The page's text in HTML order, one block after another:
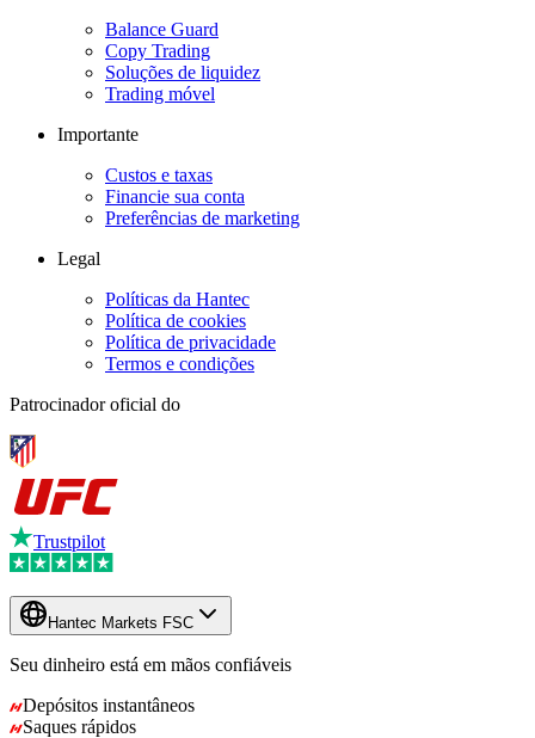
Balance Guard
Copy Trading
Soluções de liquidez
Trading móvel
Importante
Custos e taxas
Financie sua conta
Preferências de marketing
Legal
Políticas da Hantec
Política de cookies
Política de privacidade
Termos e condições
Patrocinador oficial do
Trustpilot
Hantec Markets FSC
Seu dinheiro está em mãos confiáveis
Depósitos instantâneos
Saques rápidos